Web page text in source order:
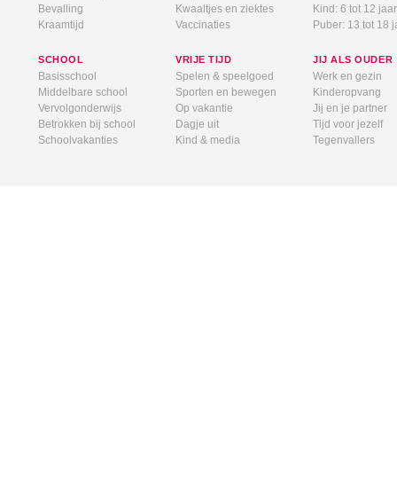
Bevalling
Kraamtijd
Kwaaltjes en ziektes
Vaccinaties
Kind: 6 tot 12 jaar
Puber: 13 tot 18
SCHOOL
Basisschool
Middelbare school
Vervolgonderwijs
Betrokken bij school
Schoolvakanties
VRIJE TIJD
Spelen & speelgoed
Sporten en bewegen
Op vakantie
Dagje uit
Kind & media
JIJ ALS OUDER
Werk en gezin
Kinderopvang
Jij en je partner
Tijd voor jezelf
Tegenvallers